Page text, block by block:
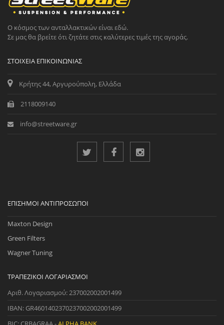
Ο κόσμος των ανταλλακτικών είναι εδώ.
Σε μας θα βρείτε ότι ζητάτε στις καλύτερες τιμές της αγοράς.
ΣΤΟΙΧΕΊΑ ΕΠΙΚΟΙΝΩΝΊΑΣ
Κρήτης 44, Αργυρούπολη, Ελλάδα
2118009140
info@streetware.gr
ΕΠΊΣΗΜΟΙ ΑΝΤΙΠΡΌΣΩΠΟΙ
Maxton Design
Green Filters
Wagner Tuning
ΤΡΑΠΕΖΙΚΟΊ ΛΟΓΑΡΙΑΣΜΟΊ
Αριθ. Λογαριασμού: 237002002001499
IBAN: GR4601402370237002002001499